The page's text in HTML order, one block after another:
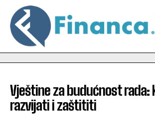
Vještine za budućnost rada:
razvijati i zaštititi